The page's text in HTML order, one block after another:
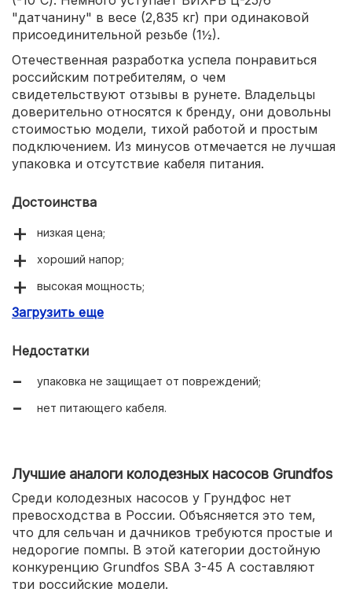
"датчанину" в весе (2,835 кг) при одинаковой
присоединительной резьбе (1½).
Отечественная разработка успела понравиться
российским потребителям, о чем
свидетельствуют отзывы в рунете. Владельцы
доверительно относятся к бренду, они довольны
стоимостью модели, тихой работой и простым
подключением. Из минусов отмечается не лучшая
упаковка и отсутствие кабеля питания.
Достоинства
низкая цена;
хороший напор;
высокая мощность;
тихая работа.
Загрузить еще
Недостатки
упаковка не защищает от повреждений;
нет питающего кабеля.
Лучшие аналоги колодезных насосов Grundfos
Среди колодезных насосов у Грундфос нет
превосходства в России. Объясняется это тем,
что для сельчан и дачников требуются простые и
недорогие помпы. В этой категории достойную
конкуренцию Grundfos SBA 3-45 A составляют
три российские модели.